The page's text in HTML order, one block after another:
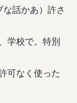
話かあ）許さ
学校で。特別
可なく使った